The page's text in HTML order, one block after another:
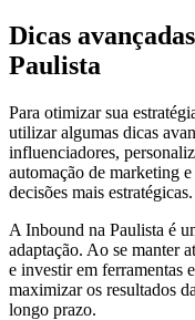
Dicas
Paulista
Para otimizar sua
utilizar algumas dicas
influenciadores,
automação de marketing
decisões mais estratégicas.
A Inbound na Paulista é
adaptação. Ao se manter
e investir em ferramentas
maximizar os resultados
longo prazo.